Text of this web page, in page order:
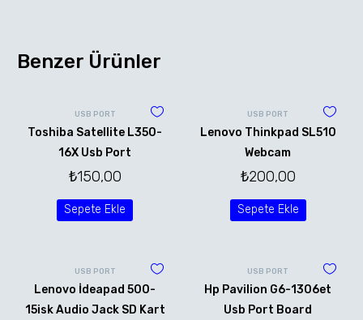
Benzer Ürünler
USB PORT
Toshiba Satellite L350-
16X Usb Port
₺150,00
Sepete Ekle
USB PORT
Lenovo Thinkpad SL510
Webcam
₺200,00
Sepete Ekle
USB PORT
Lenovo İdeapad 500-
15isk Audio Jack SD Kart
USB PORT
Hp Pavilion G6-1306et
Usb Port Board